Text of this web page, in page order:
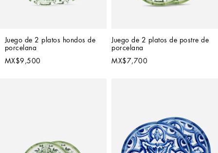
Juego de 2 platos hondos de
porcelana
MX$9,500
Juego de 2 platos de postre de
porcelana
MX$7,700